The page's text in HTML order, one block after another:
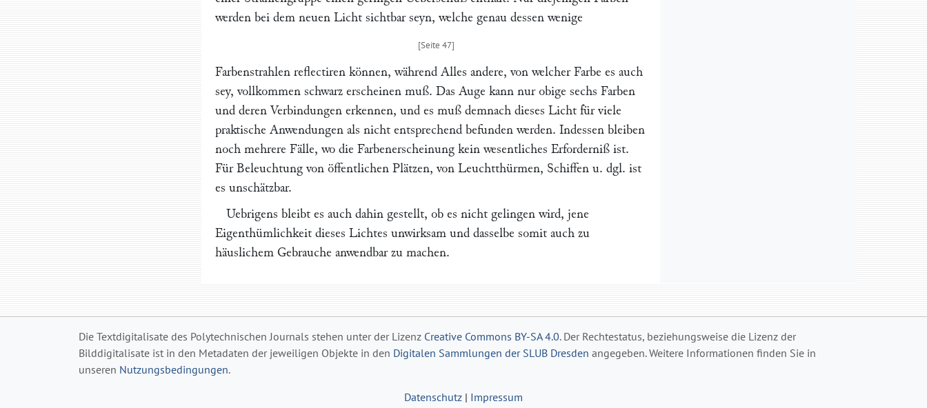
werden bei dem neuen Licht sichtbar seyn, welche genau dessen wenige
Farbenstrahlen reflectiren können, während Alles andere, von welcher Farbe es auch
sey, vollkommen schwarz erscheinen muß. Das Auge kann nur obige sechs Farben
und deren Verbindungen erkennen, und es muß demnach dieses Licht für viele
praktische Anwendungen als nicht entsprechend befunden werden. Indessen bleiben
noch mehrere Fälle, wo die Farbenerscheinung kein wesentliches Erforderniß ist.
Für Beleuchtung von öffentlichen Plätzen, von Leuchtthürmen, Schiffen u. dgl. ist
es unschätzbar.
Uebrigens bleibt es auch dahin gestellt, ob es nicht gelingen wird, jene
Eigenthümlichkeit dieses Lichtes unwirksam und dasselbe somit auch zu
häuslichem Gebrauche anwendbar zu machen.
Die Textdigitalisate des Polytechnischen Journals stehen unter der Lizenz Creative Commons BY-SA 4.0. Der Rechtestatus, beziehungsweise die Lizenz der
Bilddigitalisate ist in den Metadaten der jeweiligen Objekte in den Digitalen Sammlungen der SLUB Dresden angegeben. Weitere Informationen finden Sie in
unseren Nutzungsbedingungen.
Datenschutz | Impressum